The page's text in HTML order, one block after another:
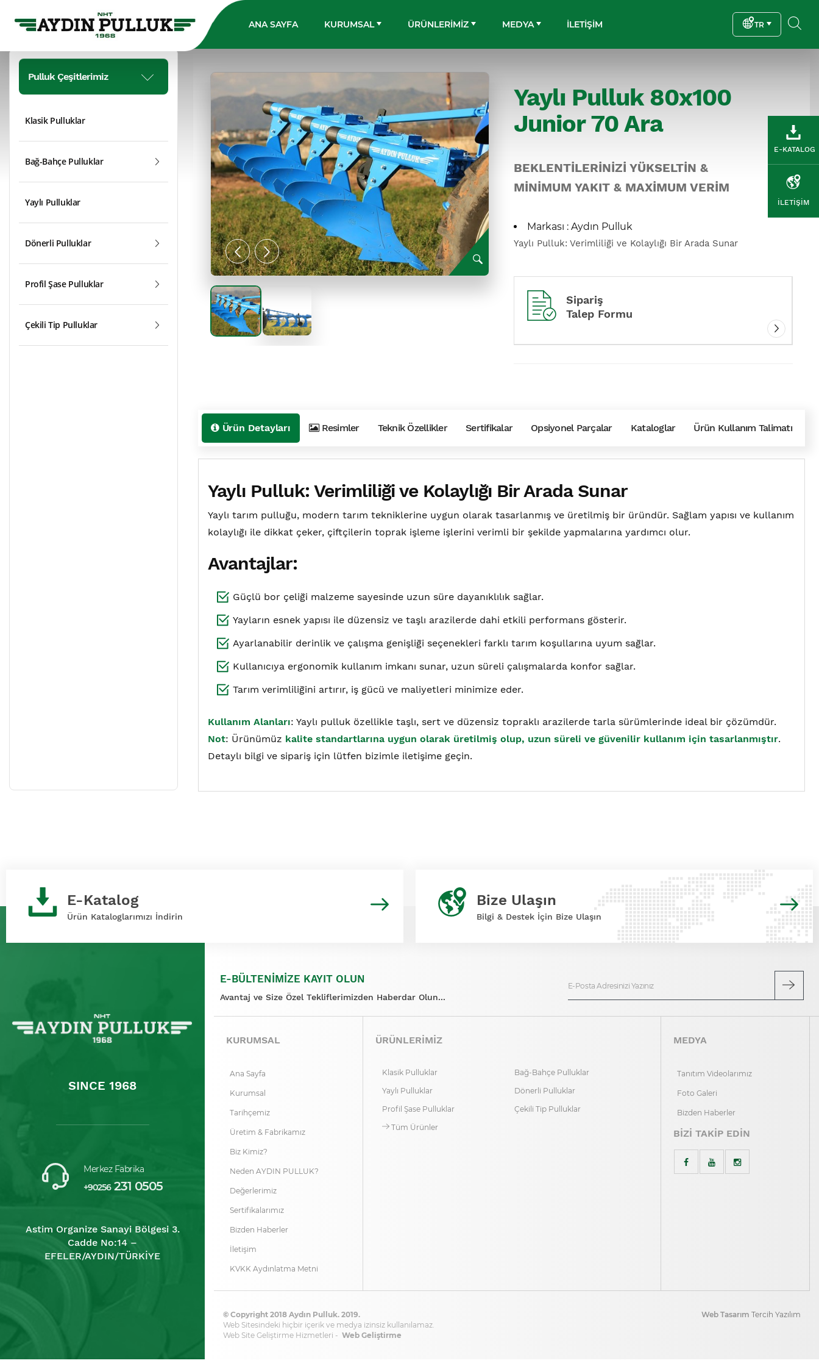
ANA SAYFA KURUMSAL ÜRÜNLERİMİZ MEDYA İLETİŞİM TR
E-KATALOG
İLETİŞİM
Pulluk Çeşitlerimiz
Klasik Pulluklar
Bağ-Bahçe Pulluklar
Yaylı Pulluklar
Dönerli Pulluklar
Profil Şase Pulluklar
Çekili Tip Pulluklar
Yaylı Pulluk 80x100
Junior 70 Ara
BEKLENTİLERİNİZİ YÜKSELTİN &
MİNİMUM YAKIT & MAXİMUM VERİM
Markası : Aydın Pulluk
Yaylı Pulluk: Verimliliği ve Kolaylığı Bir Arada Sunar
Sipariş
Talep Formu
Ürün Detayları Resimler Teknik Özellikler Sertifikalar Opsiyonel Parçalar Kataloglar Ürün Kullanım Talimatı
Yaylı Pulluk: Verimliliği ve Kolaylığı Bir Arada Sunar
Yaylı tarım pulluğu, modern tarım tekniklerine uygun olarak tasarlanmış ve üretilmiş bir üründür. Sağlam yapısı ve kullanım
kolaylığı ile dikkat çeker, çiftçilerin toprak işleme işlerini verimli bir şekilde yapmalarına yardımcı olur.
Avantajlar:
Güçlü bor çeliği malzeme sayesinde uzun süre dayanıklılık sağlar.
Yayların esnek yapısı ile düzensiz ve taşlı arazilerde dahi etkili performans gösterir.
Ayarlanabilir derinlik ve çalışma genişliği seçenekleri farklı tarım koşullarına uyum sağlar.
Kullanıcıya ergonomik kullanım imkanı sunar, uzun süreli çalışmalarda konfor sağlar.
Tarım verimliliğini artırır, iş gücü ve maliyetleri minimize eder.
Kullanım Alanları: Yaylı pulluk özellikle taşlı, sert ve düzensiz topraklı arazilerde tarla sürümlerinde ideal bir çözümdür.
Not: Ürünümüz kalite standartlarına uygun olarak üretilmiş olup, uzun süreli ve güvenilir kullanım için tasarlanmıştır.
Detaylı bilgi ve sipariş için lütfen bizimle iletişime geçin.
E-Katalog
Ürün Kataloglarımızı İndirin
Bize Ulaşın
Bilgi & Destek İçin Bize Ulaşın
SINCE 1968
Merkez Fabrika
+90256231 0505
Astim Organize Sanayi Bölgesi 3.
Cadde No:14 –
EFELER/AYDIN/TÜRKİYE
E-BÜLTENİMİZE KAYIT OLUN
Avantaj ve Size Özel Tekliflerimizden Haberdar Olun...
KURUMSAL
Ana Sayfa
Kurumsal
Tarihçemiz
Üretim & Fabrikamız
Biz Kimiz?
Neden AYDIN PULLUK?
Değerlerimiz
Sertifikalarımız
Bizden Haberler
İletişim
KVKK Aydınlatma Metni
ÜRÜNLERİMİZ
Klasik Pulluklar
Bağ-Bahçe Pulluklar
Yaylı Pulluklar
Dönerli Pulluklar
Profil Şase Pulluklar
Çekili Tip Pulluklar
Tüm Ürünler
MEDYA
Tanıtım Videolarımız
Foto Galeri
Bizden Haberler
BİZİ TAKİP EDİN
© Copyright 2018 Aydın Pulluk. 2019.
Web Sitesindeki hiçbir içerik ve medya izinsiz kullanılamaz.
Web Site Geliştirme Hizmetleri - Web Geliştirme
Web Tasarım Tercih Yazılım